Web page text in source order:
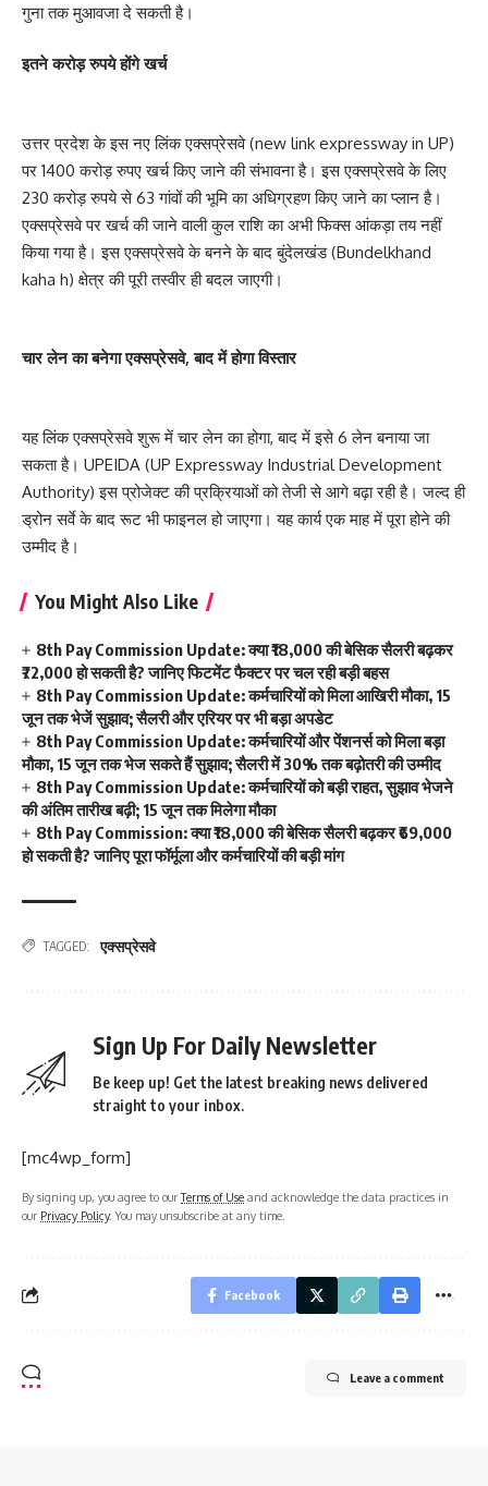
गुना तक मुआवजा दे सकती है।
इतने करोड़ रुपये होंगे खर्च
उत्तर प्रदेश के इस नए लिंक एक्सप्रेसवे (new link expressway in UP)
पर 1400 करोड़ रुपए खर्च किए जाने की संभावना है। इस एक्सप्रेसवे के लिए
230 करोड़ रुपये से 63 गांवों की भूमि का अधिग्रहण किए जाने का प्लान है।
एक्सप्रेसवे पर खर्च की जाने वाली कुल राशि का अभी फिक्स आंकड़ा तय नहीं
किया गया है। इस एक्सप्रेसवे के बनने के बाद बुंदेलखंड (Bundelkhand
kaha h) क्षेत्र की पूरी तस्वीर ही बदल जाएगी।
चार लेन का बनेगा एक्सप्रेसवे, बाद में होगा विस्तार
यह लिंक एक्सप्रेसवे शुरू में चार लेन का होगा, बाद में इसे 6 लेन बनाया जा
सकता है। UPEIDA (UP Expressway Industrial Development
Authority) इस प्रोजेक्ट की प्रक्रियाओं को तेजी से आगे बढ़ा रही है। जल्द ही
ड्रोन सर्वे के बाद रूट भी फाइनल हो जाएगा। यह कार्य एक माह में पूरा होने की
उम्मीद है।
You Might Also Like
8th Pay Commission Update: क्या ₹18,000 की बेसिक सैलरी बढ़कर
₹72,000 हो सकती है? जानिए फिटमेंट फैक्टर पर चल रही बड़ी बहस
8th Pay Commission Update: कर्मचारियों को मिला आखिरी मौका, 15
जून तक भेजें सुझाव; सैलरी और एरियर पर भी बड़ा अपडेट
8th Pay Commission Update: कर्मचारियों और पेंशनर्स को मिला बड़ा
मौका, 15 जून तक भेज सकते हैं सुझाव; सैलरी में 30% तक बढ़ोतरी की उम्मीद
8th Pay Commission Update: कर्मचारियों को बड़ी राहत, सुझाव भेजने
की अंतिम तारीख बढ़ी; 15 जून तक मिलेगा मौका
8th Pay Commission: क्या ₹18,000 की बेसिक सैलरी बढ़कर ₹69,000
हो सकती है? जानिए पूरा फॉर्मूला और कर्मचारियों की बड़ी मांग
TAGGED: एक्सप्रेसवे
Sign Up For Daily Newsletter
Be keep up! Get the latest breaking news delivered
straight to your inbox.
[mc4wp_form]
By signing up, you agree to ourTerms of Use and acknowledge the data practices in
our Privacy Policy. You may unsubscribe at any time.
Facebook
Leave a comment